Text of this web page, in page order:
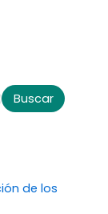
Buscar
de los